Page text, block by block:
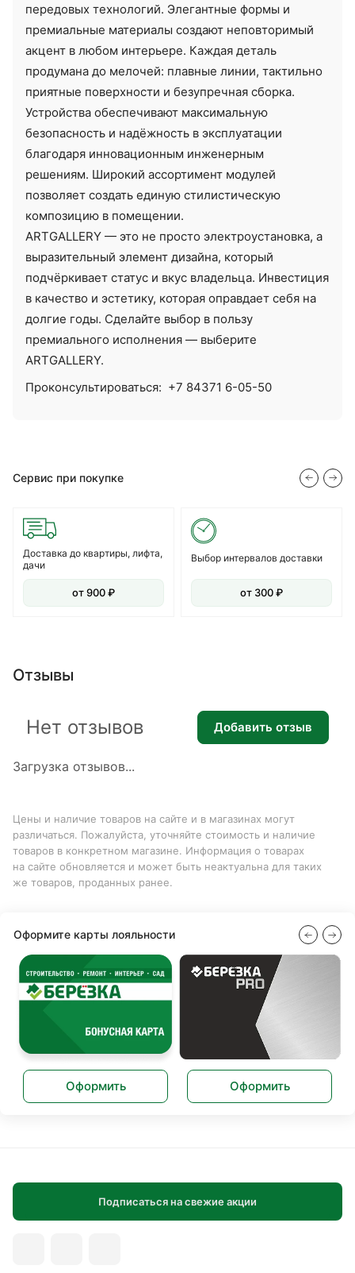
передовых технологий. Элегантные формы и
премиальные материалы создают неповторимый
акцент в любом интерьере. Каждая деталь
продумана до мелочей: плавные линии, тактильно
приятные поверхности и безупречная сборка.
Устройства обеспечивают максимальную
безопасность и надёжность в эксплуатации
благодаря инновационным инженерным
решениям. Широкий ассортимент модулей
позволяет создать единую стилистическую
композицию в помещении.
ARTGALLERY — это не просто электроустановка, а
выразительный элемент дизайна, который
подчёркивает статус и вкус владельца. Инвестиция
в качество и эстетику, которая оправдает себя на
долгие годы. Сделайте выбор в пользу
премиального исполнения — выберите
ARTGALLERY.
Проконсультироваться: +7 84371 6-05-50
Сервис при покупке
Доставка до квартиры, лифта,
дачи
от 900 ₽
Выбор интервалов доставки
от 300 ₽
Отзывы
Загрузка отзывов...
Нет отзывов Добавить отзыв
Цены и наличие товаров на сайте и в магазинах могут
различаться. Пожалуйста, уточняйте стоимость и наличие
товаров в конкретном магазине. Информация о товарах
на сайте обновляется и может быть неактуальна для таких
же товаров, проданных ранее.
Оформите карты лояльности
Оформить Оформить
Подписаться на свежие акции